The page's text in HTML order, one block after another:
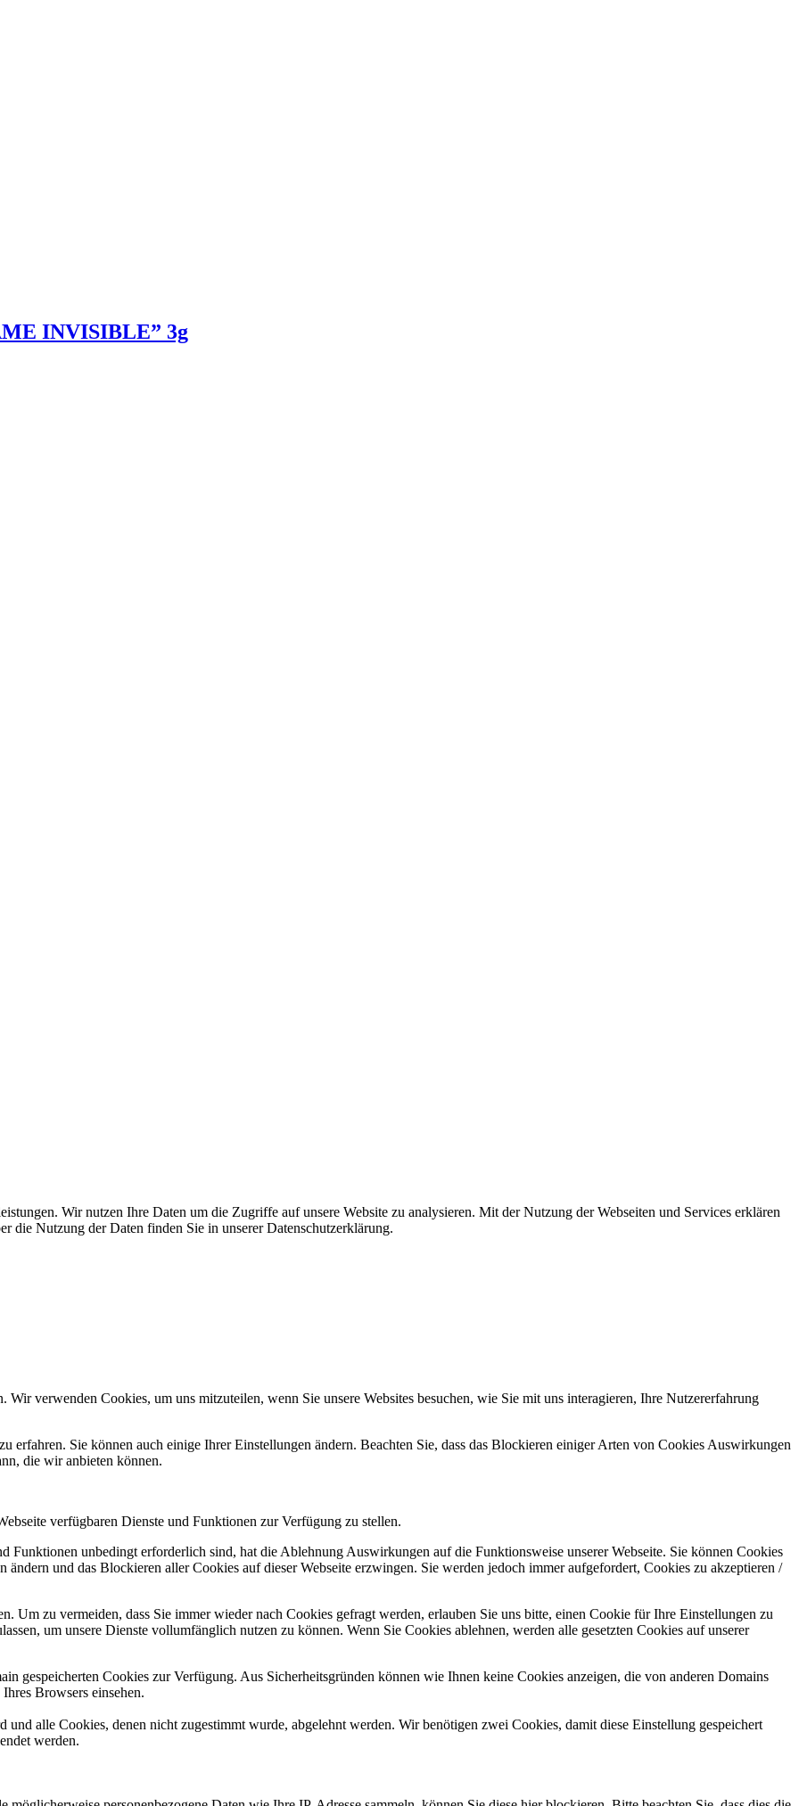
INVISIBLE” 3g
Wir nutzen Ihre Daten um die Zugriffe auf unsere Website zu analysieren. Mit der Nutzung der Webseiten und Services erklären
die Nutzung der Daten finden Sie in unserer Datenschutzerklärung.
verwenden Cookies, um uns mitzuteilen, wenn Sie unsere Websites besuchen, wie Sie mit uns interagieren, Ihre Nutzererfahrung
erfahren. Sie können auch einige Ihrer Einstellungen ändern. Beachten Sie, dass das Blockieren einiger Arten von Cookies Auswirkungen
die wir anbieten können.
verfügbaren Dienste und Funktionen zur Verfügung zu stellen.
Funktionen unbedingt erforderlich sind, hat die Ablehnung Auswirkungen auf die Funktionsweise unserer Webseite. Sie können Cookies
und das Blockieren aller Cookies auf dieser Webseite erzwingen. Sie werden jedoch immer aufgefordert, Cookies zu akzeptieren /
Um zu vermeiden, dass Sie immer wieder nach Cookies gefragt werden, erlauben Sie uns bitte, einen Cookie für Ihre Einstellungen zu
um unsere Dienste vollumfänglich nutzen zu können. Wenn Sie Cookies ablehnen, werden alle gesetzten Cookies auf unserer
gespeicherten Cookies zur Verfügung. Aus Sicherheitsgründen können wie Ihnen keine Cookies anzeigen, die von anderen Domains
Browsers einsehen.
alle Cookies, denen nicht zugestimmt wurde, abgelehnt werden. Wir benötigen zwei Cookies, damit diese Einstellung gespeichert
werden.